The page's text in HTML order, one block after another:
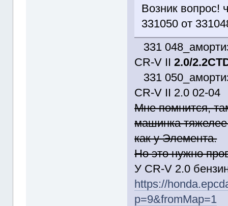
Возник вопрос!
331050 от
331
CR-V II2.0/
331
CR-V II 2.0 02-04
Мне помнится,
машинка
как у Элемента.
Но это нужно
У CR-V 2.0
https://
p=9&fromMap=1